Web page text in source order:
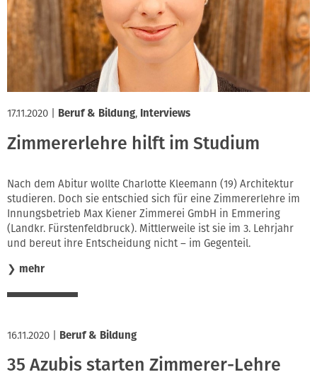
Innung
17.11.2020 Beruf & Bildung, Interviews
Zimmererlehre hilft im Studium
Nach dem Abitur wollte Charlotte Kleemann (19) Architektur
studieren. Doch sie entschied sich für eine Zimmererlehre im
Innungsbetrieb Max Kiener Zimmerei GmbH in Emmering
(Landkr. Fürstenfeldbruck). Mittlerweile ist sie im 3. Lehrjahr
und bereut ihre Entscheidung nicht – im Gegenteil.
❯ mehr
16.11.2020 Beruf & Bildung
35 Azubis starten Zimmerer-Lehre